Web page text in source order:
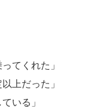
てくれた」
上だった」
いる」